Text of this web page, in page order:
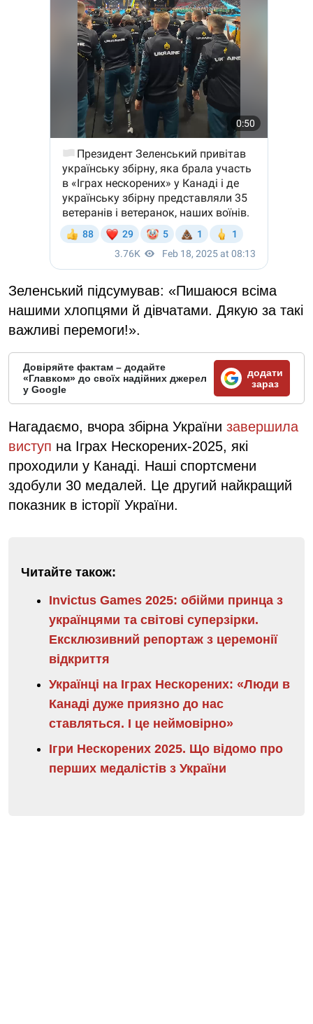
Зеленський підсумував: «Пишаюся всіма
нашими хлопцями й дівчатами. Дякую за такі
важливі перемоги!».
Довіряйте фактам – додайте
«Главком» до своїх надійних джерел
у Google
додати
зараз
Нагадаємо, вчора збірна України завершила
виступ на Іграх Нескорених-2025, які
проходили у Канаді. Наші спортсмени
здобули 30 медалей. Це другий найкращий
показник в історії України.
Читайте також:
Invictus Games 2025: обійми принца з
українцями та світові суперзірки.
Ексклюзивний репортаж з церемонії
відкриття
Українці на Іграх Нескорених: «Люди в
Канаді дуже приязно до нас
ставляться. І це неймовірно»
Ігри Нескорених 2025. Що відомо про
перших медалістів з України